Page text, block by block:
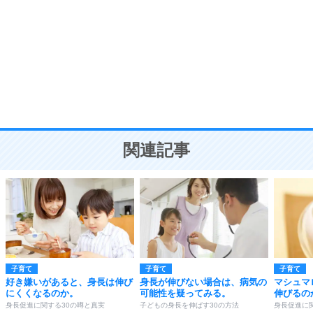
ことが大切。
関連記事
子育て
好き嫌いがあると、身長は伸び
にくくなるのか。
身長促進に関する30の噂と真実
子育て
身長が伸びない場合は、病気の
可能性を疑ってみる。
子どもの身長を伸ばす30の方法
子育て
マシュ
伸びるの
身長促進に